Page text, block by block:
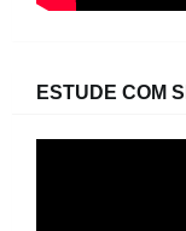
ESTUDE COM